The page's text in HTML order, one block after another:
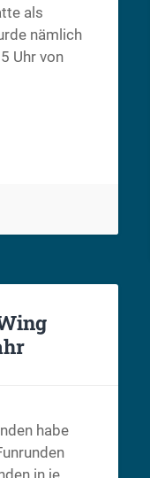
als
nämlich
Uhr von
habe